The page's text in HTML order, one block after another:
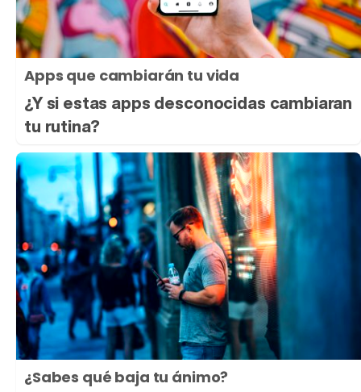
Apps que cambiarán tu vida
¿Y si estas apps desconocidas cambiaran
tu rutina?
¿Sabes qué baja tu ánimo?